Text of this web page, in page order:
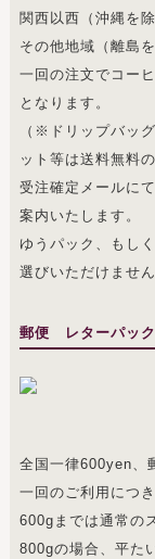
関西以西（沖縄を
その他地域（離島
一回の注文でコー
となります。
（※ドリップバッ
ット等は送料無料
受注確定メールに
案内いたします。
ゆうパック、もし
選びいただけません
郵便 レターパッ
全国一律600yen、
一回のご利用につ
600gまでは通常の
800gの場合、平た